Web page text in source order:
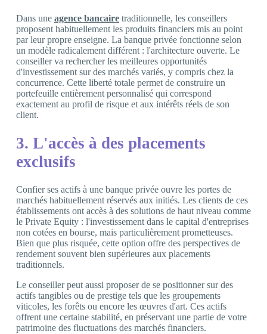
Dans une agence bancaire traditionnelle, les conseillers
proposent habituellement les produits financiers mis au point
par leur propre enseigne. La banque privée fonctionne selon
un modèle radicalement différent : l'architecture ouverte. Le
conseiller va rechercher les meilleures opportunités
d'investissement sur des marchés variés, y compris chez la
concurrence. Cette liberté totale permet de construire un
portefeuille entièrement personnalisé qui correspond
exactement au profil de risque et aux intérêts réels de son
client.
3. L'accès à des placements
exclusifs
Confier ses actifs à une banque privée ouvre les portes de
marchés habituellement réservés aux initiés. Les clients de ces
établissements ont accès à des solutions de haut niveau comme
le Private Equity : l'investissement dans le capital d'entreprises
non cotées en bourse, mais particulièrement prometteuses.
Bien que plus risquée, cette option offre des perspectives de
rendement souvent bien supérieures aux placements
traditionnels.
Le conseiller peut aussi proposer de se positionner sur des
actifs tangibles ou de prestige tels que les groupements
viticoles, les forêts ou encore les œuvres d'art. Ces actifs
offrent une certaine stabilité, en préservant une partie de votre
patrimoine des fluctuations des marchés financiers.